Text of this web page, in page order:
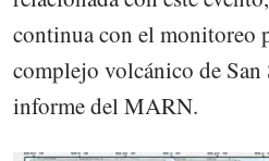
continua con el monitoreo
complejo volcánico de San
informe del MARN.